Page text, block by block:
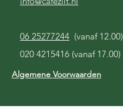
06 25277244 (vanaf 12.00)
020 4215416 (vanaf 17.00)
Algemene Voorwaarden